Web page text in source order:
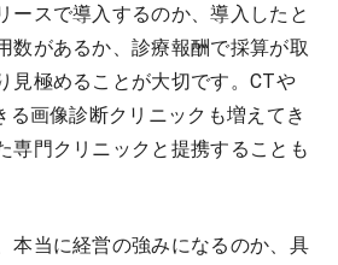
ースで導入するのか、導入したと
数があるか、診療報酬で採算が取
見極めることが大切です。CTや
る画像診断クリニックも増えてき
専門クリニックと提携することも
本当に経営の強みになるのか、具